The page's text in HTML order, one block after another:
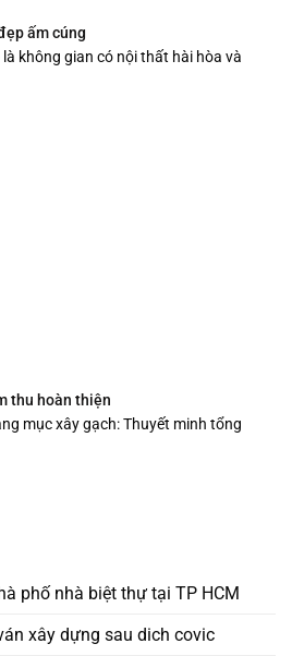
ấm cúng
không gian có nội thất hài hòa và
thu hoàn thiện
mục xây gạch: Thuyết minh tổng
phố nhà biệt thự tại TP HCM
xây dựng sau dich covic